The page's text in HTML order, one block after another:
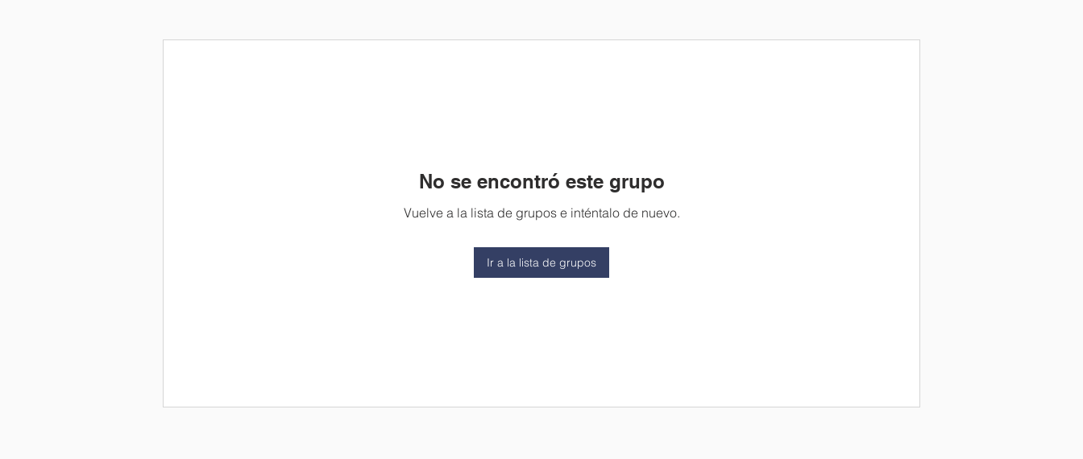
No se encontró este grupo
Vuelve a la lista de grupos e inténtalo de nuevo.
Ir a la lista de grupos